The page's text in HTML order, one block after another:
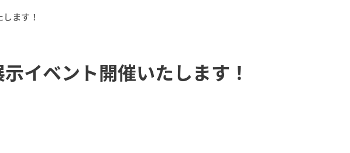
【VELOGARAGE】 自転車用品
ます！
イベント開催いたします！